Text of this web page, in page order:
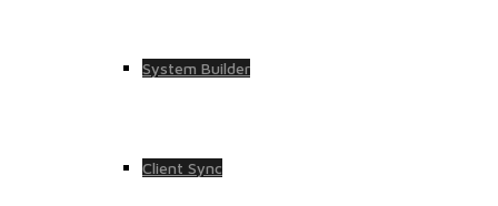
System Builder
Client Sync